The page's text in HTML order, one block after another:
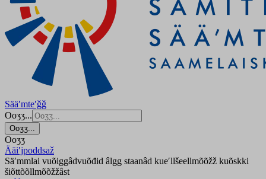
Sääʹmteʹǧǧ
Ooʒʒ...
Ooʒʒ...
Ooʒʒ
Ääiʹjpoddsaž
Säʹmmlai vuõiggâdvuõđid âlgg staanâd kueʹllšeellmõõžž kuõskki
šiõttõõllmõõžžâst